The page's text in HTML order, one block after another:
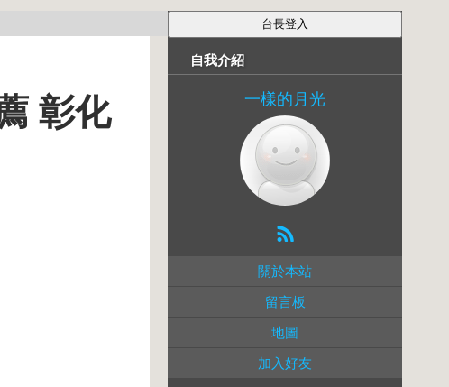
彰化
自我介紹
一樣的月光
關於本站
留言板
地圖
加入好友